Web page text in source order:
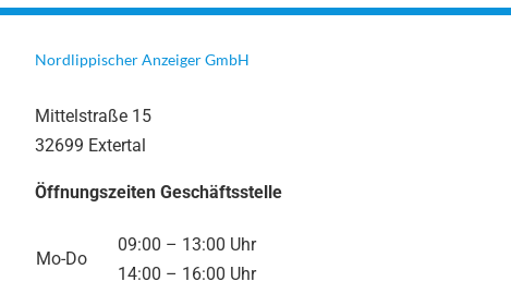
Nordlippischer Anzeiger GmbH
Mittelstraße 15
32699 Extertal
Öffnungszeiten Geschäftsstelle
Mo-Do
09:00 – 13:00 Uhr
14:00 – 16:00 Uhr